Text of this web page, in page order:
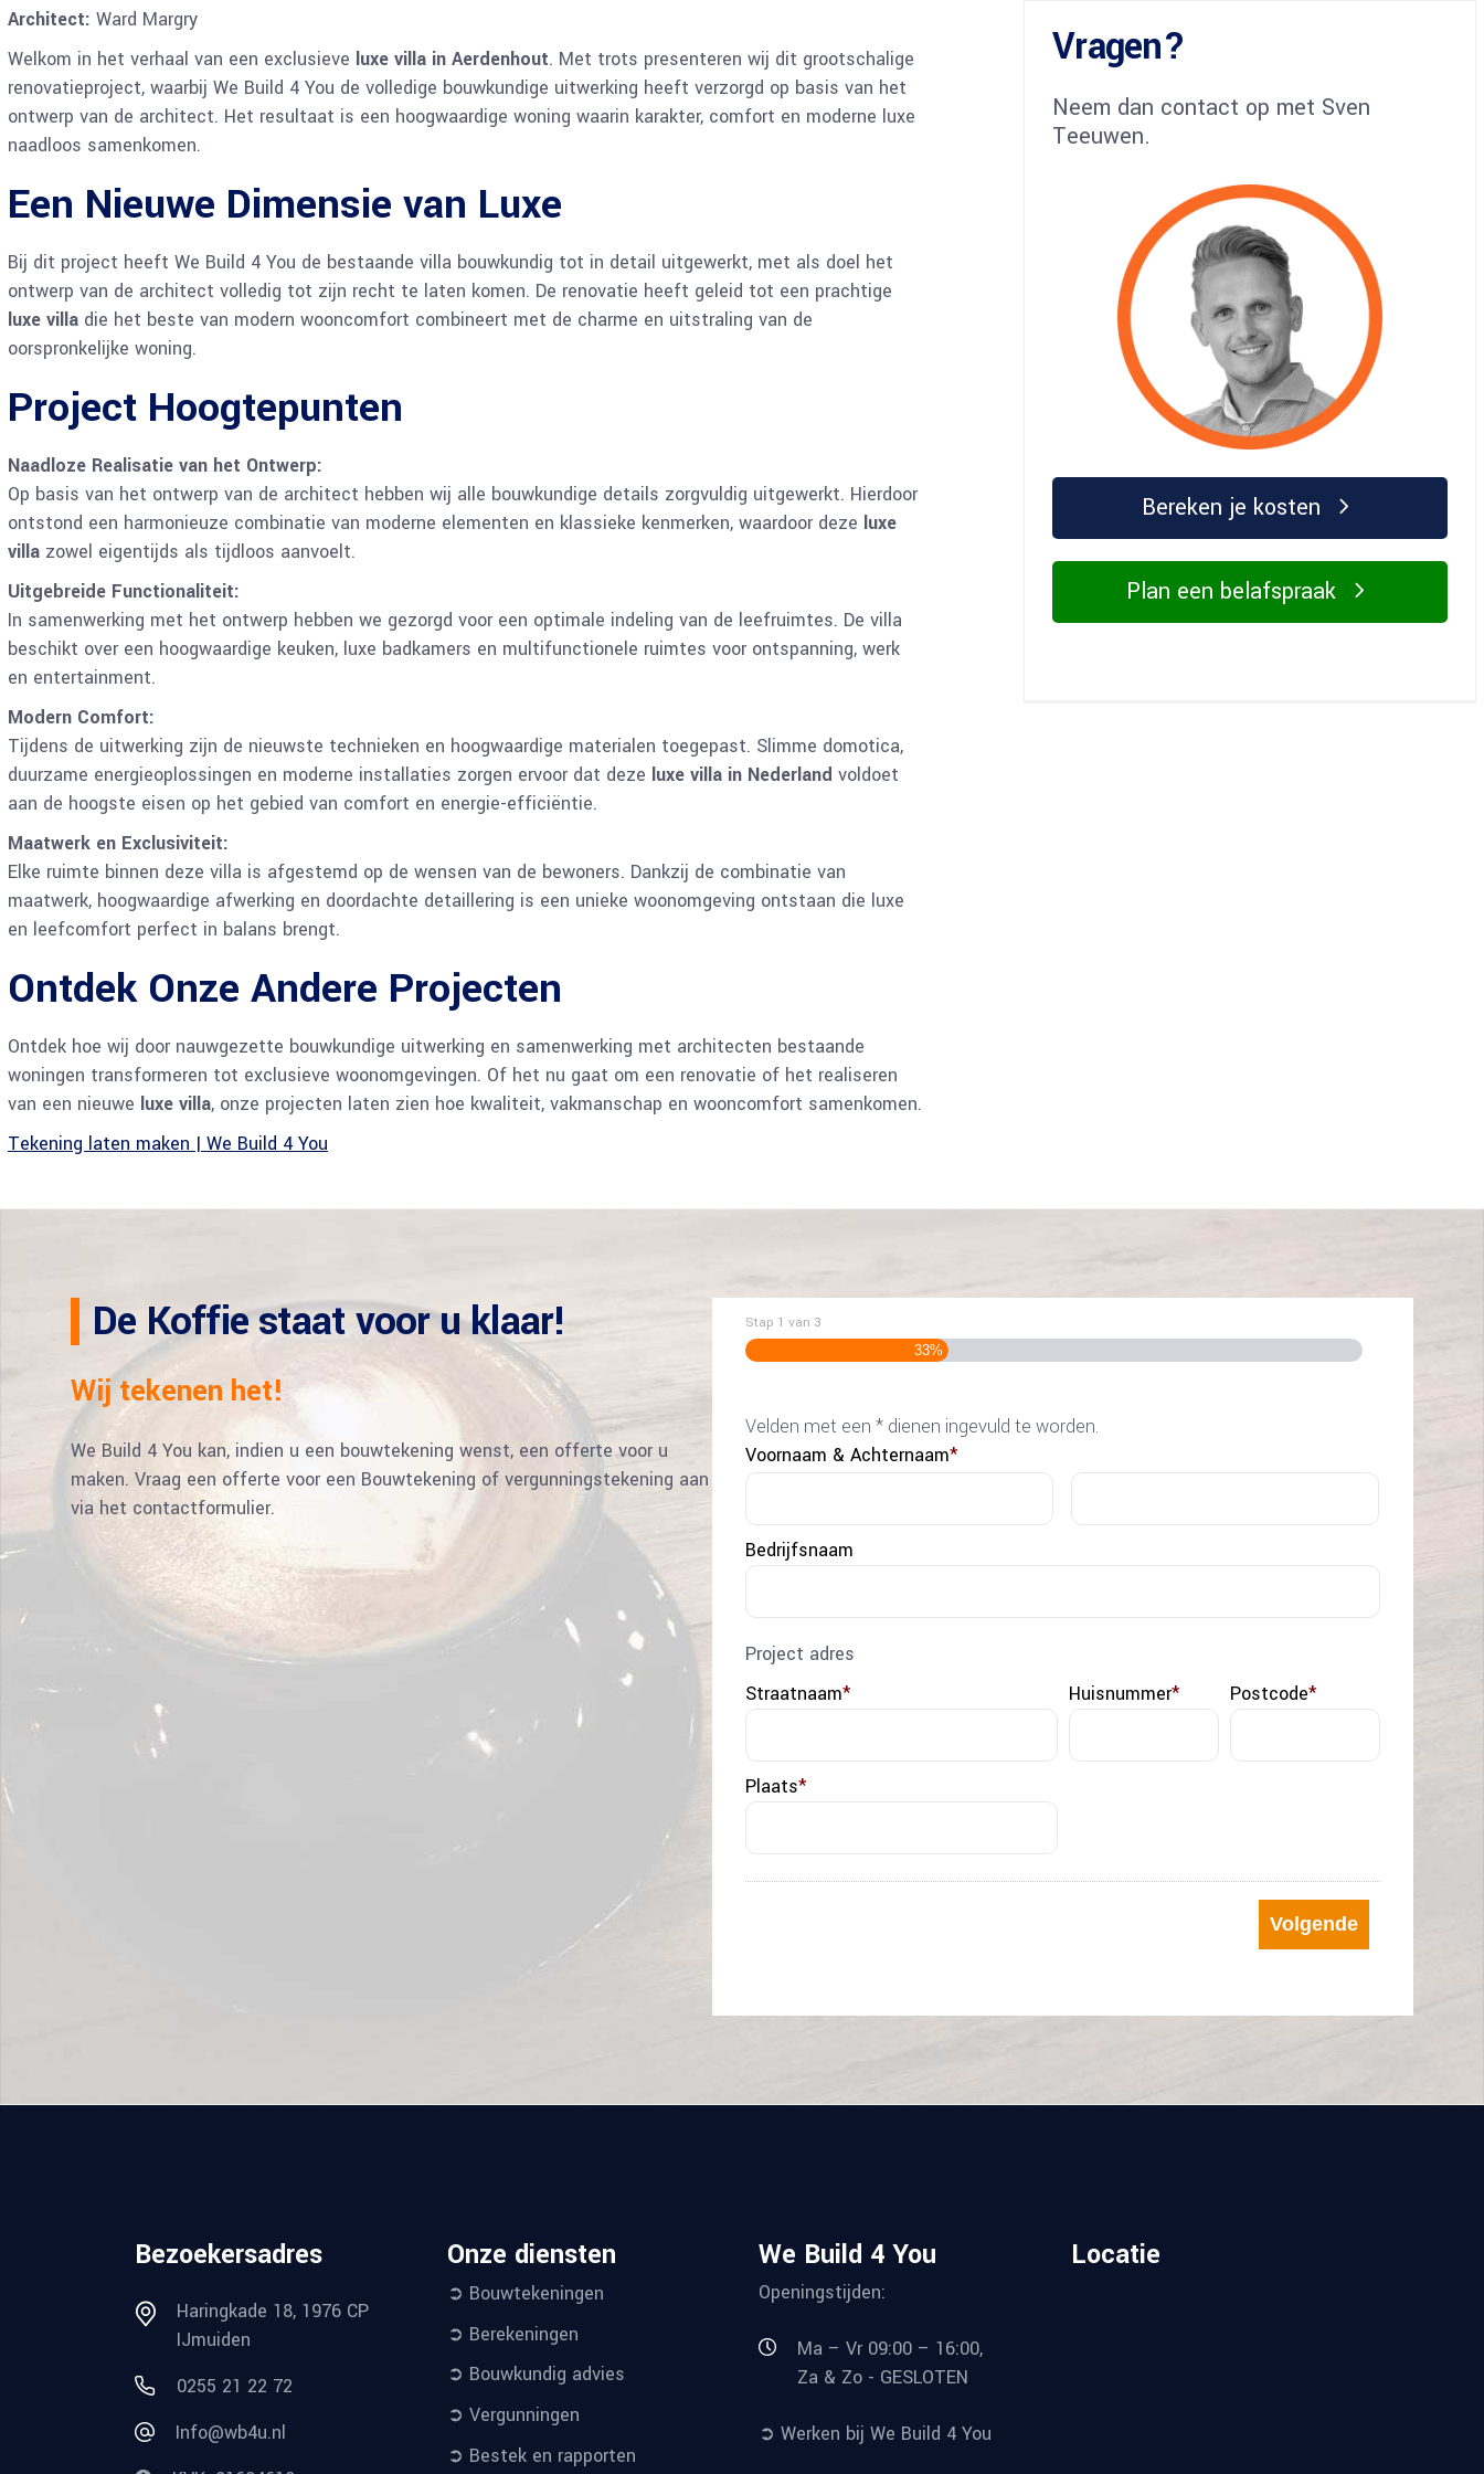
Architect: Ward Margry
Welkom in het verhaal van een exclusieve luxe villa in Aerdenhout. Met trots presenteren wij dit grootschalige
renovatieproject, waarbij We Build 4 You de volledige bouwkundige uitwerking heeft verzorgd op basis van het
ontwerp van de architect. Het resultaat is een hoogwaardige woning waarin karakter, comfort en moderne luxe
naadloos samenkomen.
Een Nieuwe Dimensie van Luxe
Bij dit project heeft We Build 4 You de bestaande villa bouwkundig tot in detail uitgewerkt, met als doel het
ontwerp van de architect volledig tot zijn recht te laten komen. De renovatie heeft geleid tot een prachtige
luxe villa die het beste van modern wooncomfort combineert met de charme en uitstraling van de
oorspronkelijke woning.
Project Hoogtepunten
Naadloze Realisatie van het Ontwerp:
Op basis van het ontwerp van de architect hebben wij alle bouwkundige details zorgvuldig uitgewerkt. Hierdoor
ontstond een harmonieuze combinatie van moderne elementen en klassieke kenmerken, waardoor deze luxe
villa zowel eigentijds als tijdloos aanvoelt.
Uitgebreide Functionaliteit:
In samenwerking met het ontwerp hebben we gezorgd voor een optimale indeling van de leefruimtes. De villa
beschikt over een hoogwaardige keuken, luxe badkamers en multifunctionele ruimtes voor ontspanning, werk
en entertainment.
Modern Comfort:
Tijdens de uitwerking zijn de nieuwste technieken en hoogwaardige materialen toegepast. Slimme domotica,
duurzame energieoplossingen en moderne installaties zorgen ervoor dat deze luxe villa in Nederland voldoet
aan de hoogste eisen op het gebied van comfort en energie-efficiëntie.
Maatwerk en Exclusiviteit:
Elke ruimte binnen deze villa is afgestemd op de wensen van de bewoners. Dankzij de combinatie van
maatwerk, hoogwaardige afwerking en doordachte detaillering is een unieke woonomgeving ontstaan die luxe
en leefcomfort perfect in balans brengt.
Ontdek Onze Andere Projecten
Ontdek hoe wij door nauwgezette bouwkundige uitwerking en samenwerking met architecten bestaande
woningen transformeren tot exclusieve woonomgevingen. Of het nu gaat om een renovatie of het realiseren
van een nieuwe luxe villa, onze projecten laten zien hoe kwaliteit, vakmanschap en wooncomfort samenkomen.
Tekening laten maken | We Build 4 You
Vragen?
Neem dan contact op met Sven
Teeuwen.
Plan een belafspraak
Bereken je kosten
De Koffie staat voor u klaar!
Wij tekenen het!
We Build 4 You kan, indien u een bouwtekening wenst, een offerte voor u
maken. Vraag een offerte voor een Bouwtekening of vergunningstekening aan
via het contactformulier.
Stap 1 van 3
33%
Velden met een * dienen ingevuld te worden.
Voornaam & Achternaam*
Bedrijfsnaam
Project adres
Straatnaam* Huisnummer* Postcode*
Plaats*
Bezoekersadres
Haringkade 18, 1976 CP
IJmuiden
0255 21 22 72
Info@wb4u.nl
Onze diensten
➲ Bouwtekeningen
➲ Berekeningen
➲ Bouwkundig advies
➲ Vergunningen
➲ Bestek en rapporten
We Build 4 You
Openingstijden:
Ma – Vr 09:00 – 16:00,
Za & Zo - GESLOTEN
➲ Werken bij We Build 4 You
Locatie